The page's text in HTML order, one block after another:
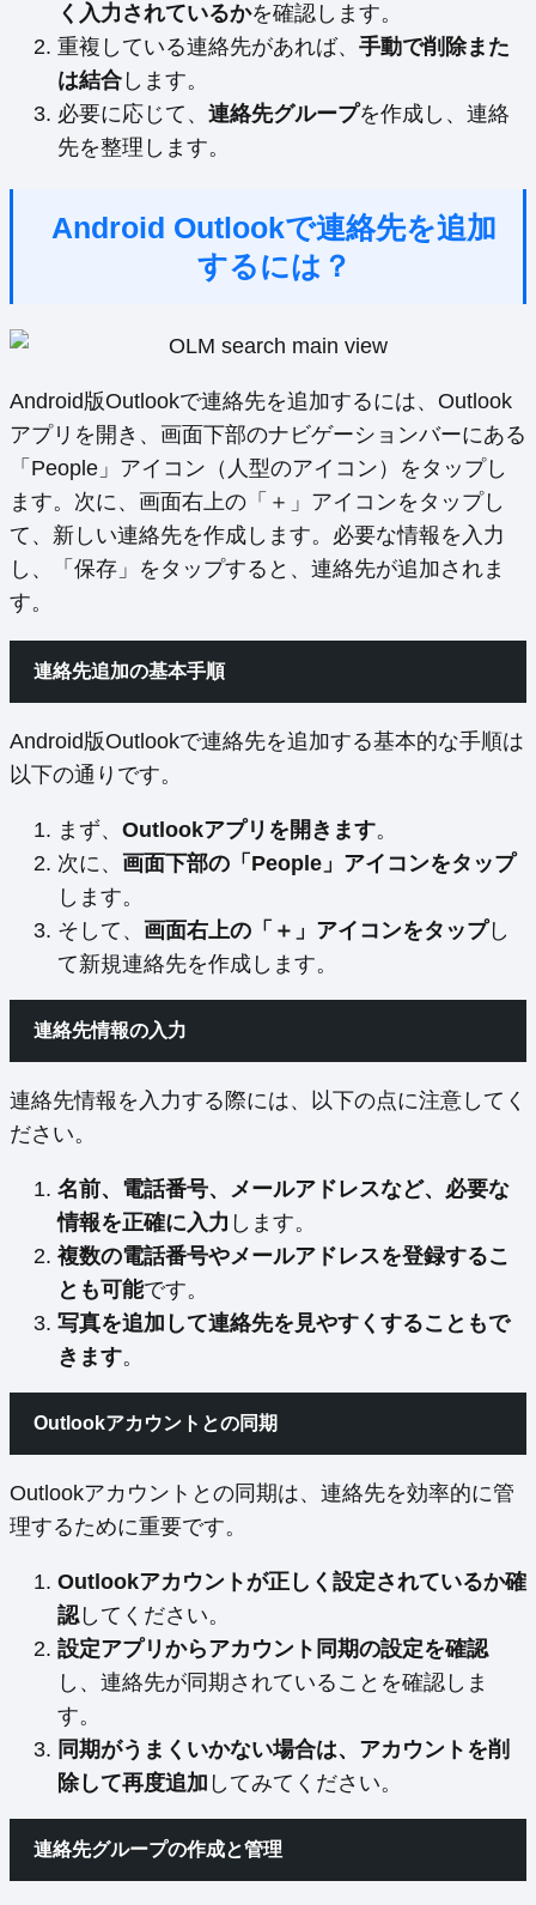
く入力されているかを確認します。
重複している連絡先があれば、 手動で削除また
は結合 します。
必要に応じて、 連絡先グループを作成し、連絡
先を整理します。
Android Outlookで連絡先を追加
するには？
Android版Outlookで連絡先を追加するには、Outlook
アプリを開き、画面下部のナビゲーションバーにある
「People」アイコン（人型のアイコン）をタップし
ます。次に、画面右上の「＋」アイコンをタップし
て、新しい連絡先を作成します。必要な情報を入力
し、「保存」をタップすると、連絡先が追加されま
す。
連絡先追加の基本手順
Android版Outlookで連絡先を追加する基本的な手順は
以下の通りです。
まず、 Outlookアプリを開きます。
次に、 画面下部の「People」アイコンをタップ
します。
そして、 画面右上の「＋」アイコンをタップし
て新規連絡先を作成します。
連絡先情報の入力
連絡先情報を入力する際には、以下の点に注意してく
ださい。
名前、電話番号、メールアドレスなど、必要な
情報を正確に入力 します。
複数の電話番号やメールアドレスを登録するこ
とも可能です。
写真を追加して連絡先を見やすくすることもで
きます。
Outlookアカウントとの同期
Outlookアカウントとの同期は、連絡先を効率的に管
理するために重要です。
Outlookアカウントが正しく設定されているか確
認してください。
設定アプリからアカウント同期の設定を確認
し、連絡先が同期されていることを確認しま
す。
同期がうまくいかない場合は、アカウントを削
除して再度追加 してみてください。
連絡先グループの作成と管理